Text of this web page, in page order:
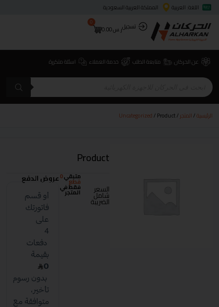
اللغة: العربية
المملكة العربية السعودية
تسجيلر.س0.00
0
عن الحركان متابعة الطلب خدمة العملاء اسئلة متكررة
الرئيسية/المتجر/
Uncategorized/ Product
Product
السعر
شامل
الضريبة
متبقي0
قطع
فقط في
المتجر
عروض الدفع